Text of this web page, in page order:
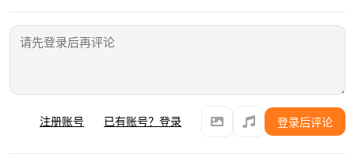
注册账号 已有账号？登录 登录后评论